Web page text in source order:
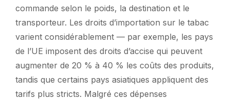
commande selon le poids, la destination et le
transporteur. Les droits d’importation sur le tabac
varient considérablement — par exemple, les pays
de l’UE imposent des droits d’accise qui peuvent
augmenter de 20 % à 40 % les coûts des produits,
tandis que certains pays asiatiques appliquent des
tarifs plus stricts. Malgré ces dépenses